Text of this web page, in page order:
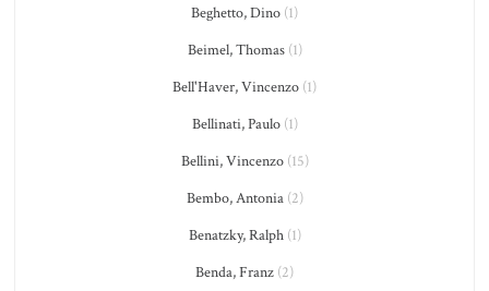
Beghetto, Dino (1)
Beimel, Thomas(1)
Bell'Haver, Vincenzo (1)
Bellinati, Paulo(1)
Bellini, Vincenzo(15)
Bembo, Antonia(2)
Benatzky, Ralph(1)
Benda, Franz (2)